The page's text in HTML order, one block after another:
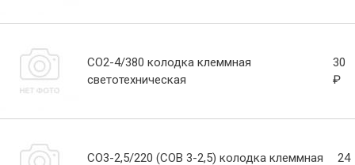
СО2-4/380 колодка клеммная
светотехническая
30
₽
СО3-2,5/220 (СОВ 3-2,5) колодка клеммная 24